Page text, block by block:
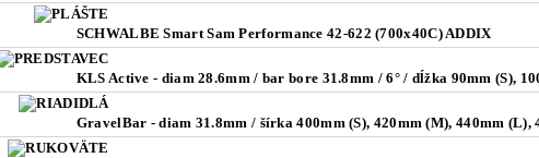
SCHWALBE Smart Sam Performance 42-622 (700x40C) ADDIX
KLS Active - diam 28.6mm / bar bore 31.8mm / 6° / dĺžka 90mm (S),
GravelBar - diam 31.8mm / šírka 400mm (S), 420mm (M), 440mm (L),